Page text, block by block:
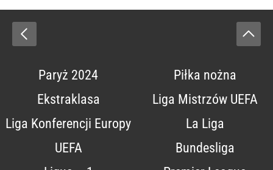
Paryż 2024
Piłka nożna
Ekstraklasa
Liga Mistrzów UEFA
Liga Konferencji Europy
UEFA
La Liga
Bundesliga